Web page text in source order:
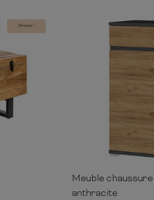
Promo !
103cm
Meuble
anthracite